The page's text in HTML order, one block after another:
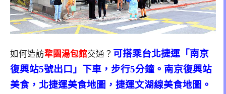
如何造訪犂園湯包館交通？ 可搭乘台北捷運「南京
復興站5號出口」下車，步行5分鐘。南京復興站
美食，北捷運美食地圖，捷運文湖線美食地圖。